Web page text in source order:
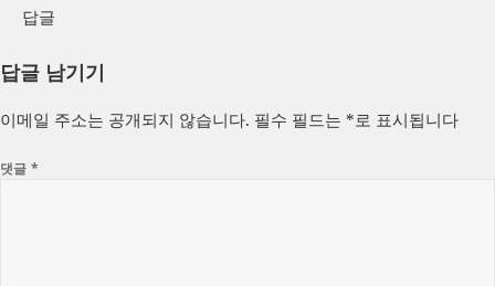
답글
답글 남기기
이메일 주소는 공개되지 않습니다. 필수 필드는 *로 표시됩니다
댓글*